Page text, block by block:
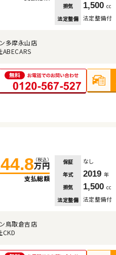
排気
1,500 cc
法定整備 法定整備付
多摩永山店
ABECARS
（税込）
万円
支払総額
保証 なし
年式 2019 年
排気
1,500 cc
法定整備 法定整備付
鳥取倉吉店
CKD